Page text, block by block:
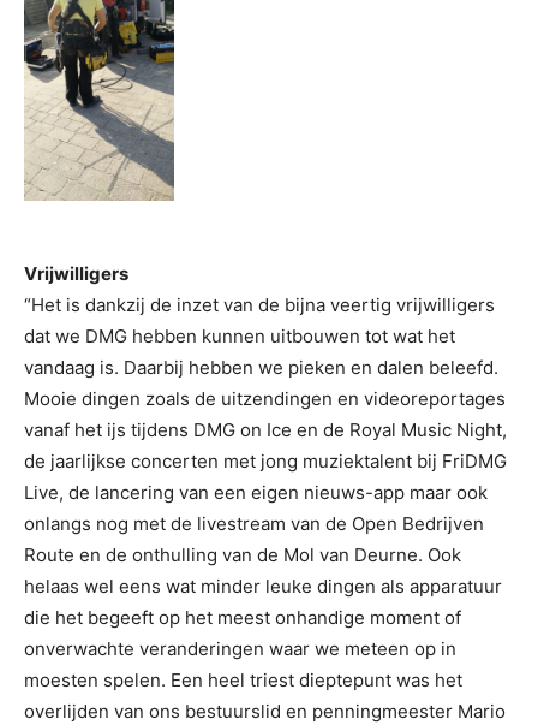
Vrijwilligers
“Het is dankzij de inzet van de bijna veertig vrijwilligers
dat we DMG hebben kunnen uitbouwen tot wat het
vandaag is. Daarbij hebben we pieken en dalen beleefd.
Mooie dingen zoals de uitzendingen en videoreportages
vanaf het ijs tijdens DMG on Ice en de Royal Music Night,
de jaarlijkse concerten met jong muziektalent bij FriDMG
Live, de lancering van een eigen nieuws-app maar ook
onlangs nog met de livestream van de Open Bedrijven
Route en de onthulling van de Mol van Deurne. Ook
helaas wel eens wat minder leuke dingen als apparatuur
die het begeeft op het meest onhandige moment of
onverwachte veranderingen waar we meteen op in
moesten spelen. Een heel triest dieptepunt was het
overlijden van ons bestuurslid en penningmeester Mario